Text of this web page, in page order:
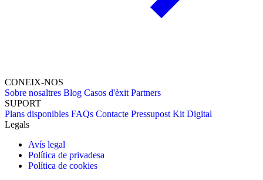
CONEIX-NOS
Sobre nosaltres Blog Casos d'èxit Partners
SUPORT
Plans disponibles FAQs Contacte Pressupost Kit Digital
Legals
Avís legal
Política de privadesa
Política de cookies